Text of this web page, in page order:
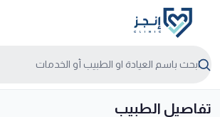
تفاصيل الطبيب